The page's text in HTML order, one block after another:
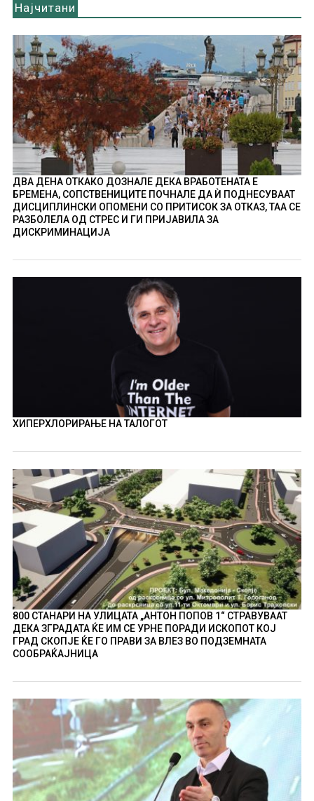
Најчитани
ДВА ДЕНА ОТКАКО ДОЗНАЛЕ ДЕКА ВРАБОТЕНАТА Е
БРЕМЕНА, СОПСТВЕНИЦИТЕ ПОЧНАЛЕ ДА Ѝ ПОДНЕСУВААТ
ДИСЦИПЛИНСКИ ОПОМЕНИ СО ПРИТИСОК ЗА ОТКАЗ, ТАА СЕ
РАЗБОЛЕЛА ОД СТРЕС И ГИ ПРИЈАВИЛА ЗА
ДИСКРИМИНАЦИЈА
ХИПЕРХЛОРИРАЊЕ НА ТАЛОГОТ
800 СТАНАРИ НА УЛИЦАТА „АНТОН ПОПОВ 1“ СТРАВУВААТ
ДЕКА ЗГРАДАТА ЌЕ ИМ СЕ УРНЕ ПОРАДИ ИСКОПОТ КОЈ
ГРАД СКОПЈЕ ЌЕ ГО ПРАВИ ЗА ВЛЕЗ ВО ПОДЗЕМНАТА
СООБРАЌАЈНИЦА